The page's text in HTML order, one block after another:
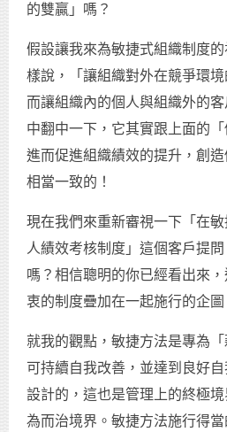
的雙贏」嗎？
假設讓我來為敏捷式組織制度
樣說，「讓組織對外在競爭環
而讓組織內的個人與組織外的客
中翻中一下，它其實跟上面的
進而促進組織績效的提升，創
相當一致的！
現在我們來重新審視一下「在
人績效考核制度」這個客戶提
嗎？相信聰明的你已經看出來
衷的制度疊加在一起施行的企圖
就我的觀點，敏捷方法是專為
可持續自我改善，並達到良好
設計的，這也是管理上的終極
為而治境界。敏捷方法施行得